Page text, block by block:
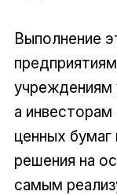
Выполнение
учреждениям
а
ценных бумаг
решения на
самым